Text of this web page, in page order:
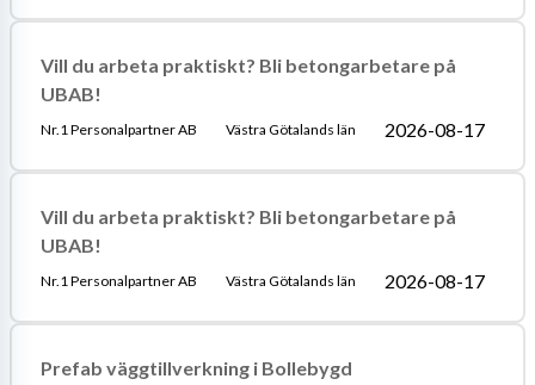
Vill du arbeta praktiskt? Bli betongarbetare på
UBAB!
Nr.1 Personalpartner AB Västra Götalands län 2026-08-17
Vill du arbeta praktiskt? Bli betongarbetare på
UBAB!
Nr.1 Personalpartner AB Västra Götalands län 2026-08-17
Prefab väggtillverkning i Bollebygd